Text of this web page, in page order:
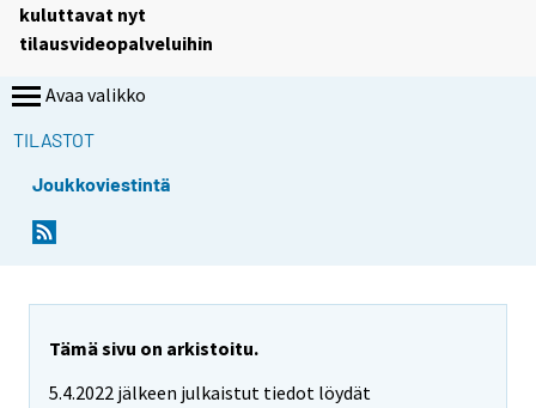
kuluttavat nyt
tilausvideopalveluihin
Avaa valikko
TILASTOT
Joukkoviestintä
Tämä sivu on arkistoitu.
5.4.2022 jälkeen julkaistut tiedot löydät